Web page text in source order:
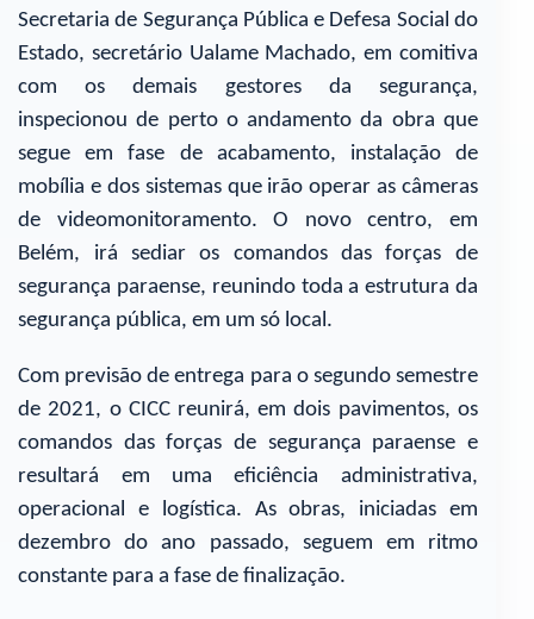
Secretaria de Segurança Pública e Defesa Social do
Estado, secretário Ualame Machado, em comitiva
com os demais gestores da segurança,
inspecionou de perto o andamento da obra que
segue em fase de acabamento, instalação de
mobília e dos sistemas que irão operar as câmeras
de videomonitoramento. O novo centro, em
Belém, irá sediar os comandos das forças de
segurança paraense, reunindo toda a estrutura da
segurança pública, em um só local.
Com previsão de entrega para o segundo semestre
de 2021, o CICC reunirá, em dois pavimentos, os
comandos das forças de segurança paraense e
resultará em uma eficiência administrativa,
operacional e logística. As obras, iniciadas em
dezembro do ano passado, seguem em ritmo
constante para a fase de finalização.